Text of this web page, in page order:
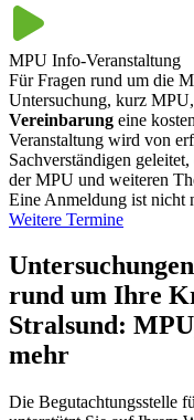
MPU Info-Veranstaltung
Für Fragen rund um die
Untersuchung, kurz
Vereinbarung eine
Veranstaltung wird von
Sachverständigen
der MPU und weiteren
Eine Anmeldung ist nicht
Weitere Termine
rund um Ihre
Stralsund:
mehr
Die Begutachtungsstelle